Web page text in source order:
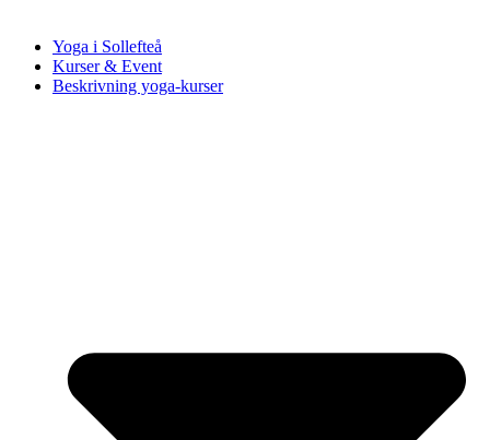
Yoga i Sollefteå
Kurser & Event
Beskrivning yoga-kurser